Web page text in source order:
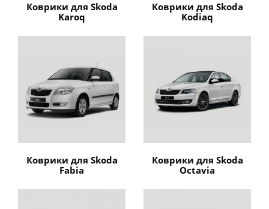
Коврики для Skoda
Karoq
Коврики для Skoda
Kodiaq
Коврики для Skoda
Fabia
Коврики для Skoda
Octavia